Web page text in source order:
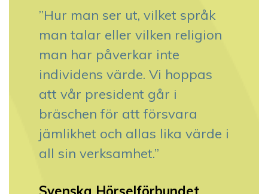
”Hur man ser ut, vilket språk
man talar eller vilken religion
man har påverkar inte
individens värde. Vi hoppas
att vår president går i
bräschen för att försvara
jämlikhet och allas lika värde i
all sin verksamhet.”